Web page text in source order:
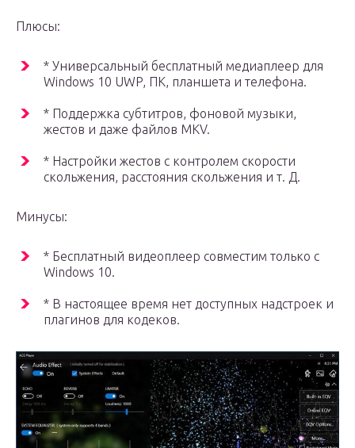
Плюсы:
* Универсальный бесплатный медиаплеер для
Windows 10 UWP, ПК, планшета и телефона.
* Поддержка субтитров, фоновой музыки,
жестов и даже файлов MKV.
* Настройки жестов с контролем скорости
скольжения, расстояния скольжения и т. Д.
Минусы:
* Бесплатный видеоплеер совместим только с
Windows 10.
* В настоящее время нет доступных надстроек и
плагинов для кодеков.